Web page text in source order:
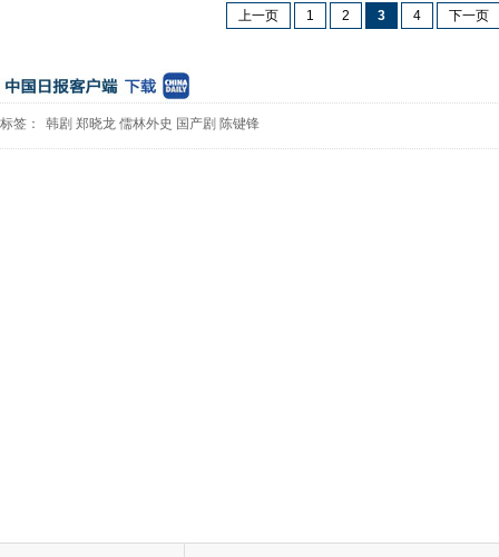
上一页 1 2 3 4 下一页
标签： 韩剧 郑晓龙 儒林外史 国产剧 陈键锋